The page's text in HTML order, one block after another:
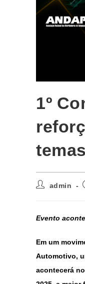
1º
admin
Evento
Em um
Automotivo,
acontecerá